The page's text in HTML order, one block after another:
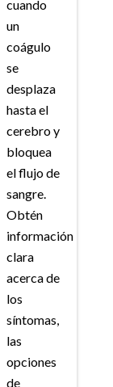
cuando
un
coágulo
se
desplaza
hasta el
cerebro y
bloquea
el flujo de
sangre.
Obtén
información
clara
acerca de
los
síntomas,
las
opciones
de